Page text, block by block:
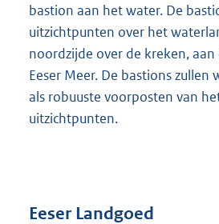
bastion aan het water. De
uitzichtpunten over het
noordzijde over de kreken,
Eeser Meer. De bastions zullen
als robuuste voorposten van
uitzichtpunten.
Eeser Landgoed